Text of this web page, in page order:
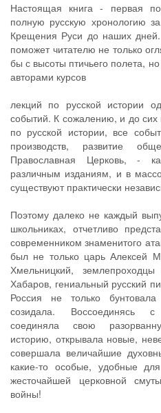
Настоящая книга - первая
полную русскую хронологию
Крещения Руси до наших
поможет читателю не только
бы с высоты птичьего полета,
авторами курсов
лекций по русской истории
событий. К сожалению, и до
по русской истории, все
производств, развитие
Православная Церковь, -
различным изданиям, и в
существуют практически
Поэтому далеко не каждый
школьниках, отчетливо
современником знаменитого
был не только царь Алексей
Хмельницкий,
Хабаров, гениальный русский
Россия не только
созидала. Воссоединясь
соединяла свою
историю, открывала новые,
совершала величайшие
какие-то особые, удобные
жесточайшей церковной
войны!